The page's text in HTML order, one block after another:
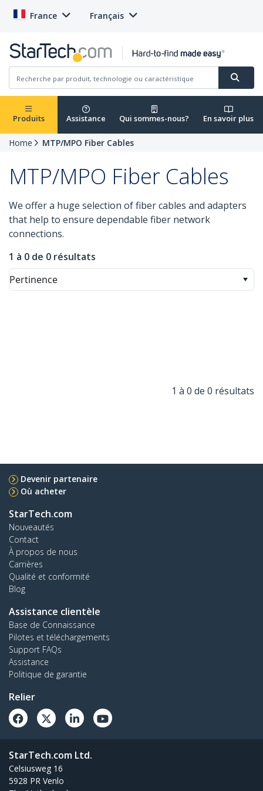
France Français
Produits Assistance Qui sommes-nous? En savoir plus
Home MTP/MPO Fiber Cables
MTP/MPO Fiber Cables
We offer a huge selection of fiber cables and adapters
that help to ensure dependable fiber network
connections.
1 à 0 de 0 résultats
Pertinence
1 à 0 de 0 résultats
Devenir partenaire
Où acheter
StarTech.com
Nouveautés
Contact
À propos de nous
Carrières
Qualité et conformité
Blog
Assistance clientèle
Base de Connaissance
Pilotes et téléchargements
Support FAQs
Assistance
Politique de garantie
Relier
StarTech.com Ltd.
Celsiusweg 16
5928 PR Venlo